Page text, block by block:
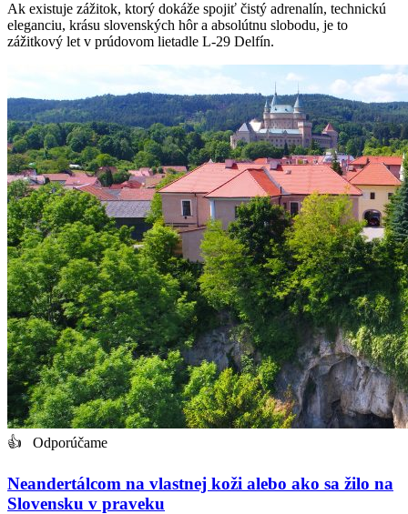
Ak existuje zážitok, ktorý dokáže spojiť čistý adrenalín, technickú
eleganciu, krásu slovenských hôr a absolútnu slobodu, je to
zážitkový let v prúdovom lietadle L-29 Delfín.
👍 Odporúčame
Neandertálcom na vlastnej koži alebo ako sa žilo na
Slovensku v praveku